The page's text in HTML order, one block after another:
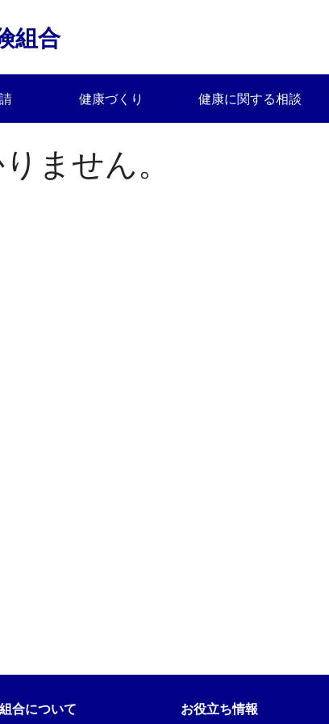
組合
健康づくり 健康に関する相談
ません。
合について お役立ち情報